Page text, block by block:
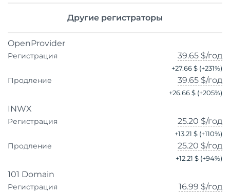
Другие регистраторы
OpenProvider
Регистрация 39.65 $/год
+27.66 $ (+231%)
Продление 39.65 $/год
+26.66 $ (+205%)
INWX
Регистрация 25.20 $/год
+13.21 $ (+110%)
Продление 25.20 $/год
+12.21 $ (+94%)
101 Domain
Регистрация 16.99 $/год